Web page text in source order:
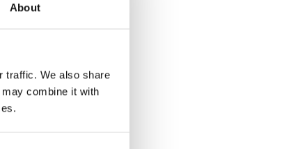
About
traffic. We also share
combine it with